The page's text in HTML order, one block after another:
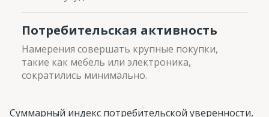
Потребительская активность
Намерения совершать крупные покупки,
такие как мебель или электроника,
сократились минимально.
Суммарный индекс потребительской уверенности,